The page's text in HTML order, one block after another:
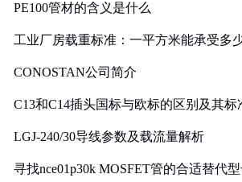
PE100管材的含义是什么
工业厂房载重标准：一平方米能承受多
CONOSTAN公司简介
C13和C14插头国标与欧标的区别及其标
LGJ-240/30导线参数及载流量解析
寻找nce01p30k MOSFET管的合适替代